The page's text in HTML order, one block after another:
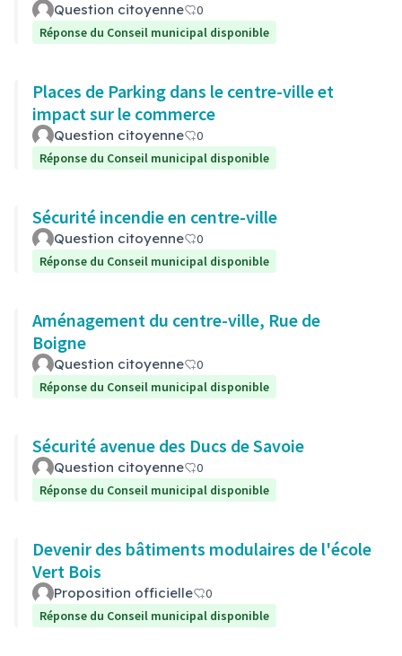
Question citoyenne
0
Réponse du Conseil municipal disponible
Places de Parking dans le centre-ville et
impact sur le commerce
Question citoyenne
0
Réponse du Conseil municipal disponible
Sécurité incendie en centre-ville
Question citoyenne
0
Réponse du Conseil municipal disponible
Aménagement du centre-ville, Rue de
Boigne
Question citoyenne
0
Réponse du Conseil municipal disponible
Sécurité avenue des Ducs de Savoie
Question citoyenne
0
Réponse du Conseil municipal disponible
Devenir des bâtiments modulaires de l'école
Vert Bois
Proposition officielle
0
Réponse du Conseil municipal disponible